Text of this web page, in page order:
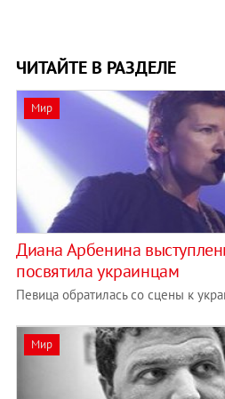
ЧИТАЙТЕ В РАЗДЕЛЕ
Мир
Диана Арбенина
посвятила украинцам
Певица обратилась со сцены к
Мир